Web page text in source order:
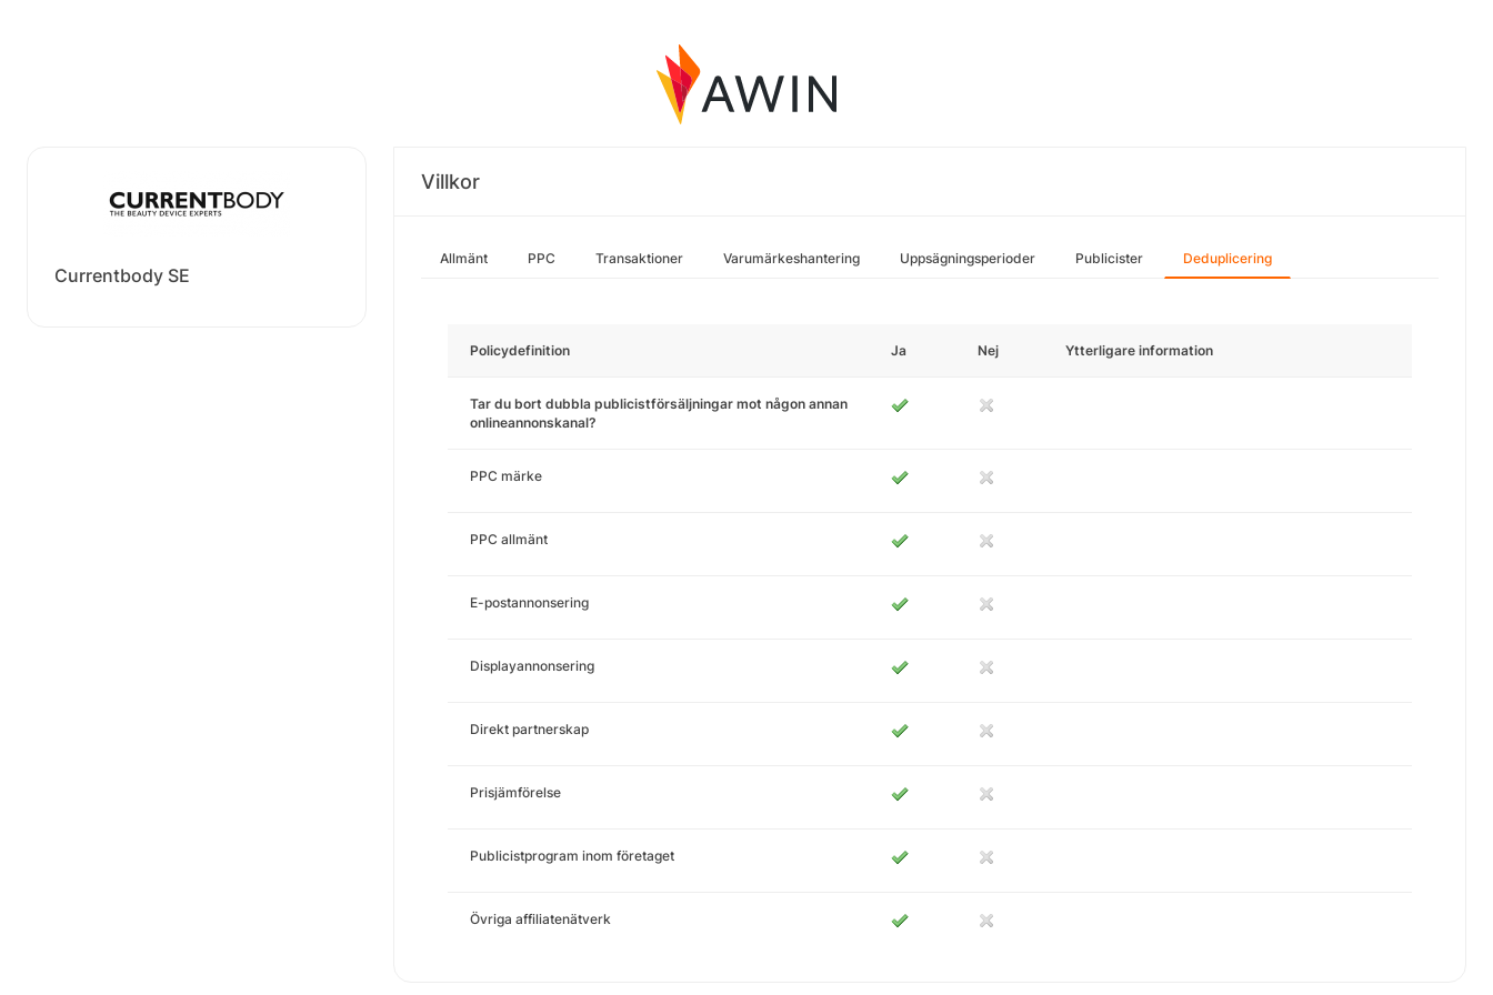
Currentbody SE
Villkor
Allmänt PPC Transaktioner Varumärkeshantering Uppsägningsperioder Publicister Deduplicering
Policydefinition Ja Nej Ytterligare information
Tar du bort dubbla publicistförsäljningar mot någon annan
onlineannonskanal?
PPC märke
PPC allmänt
E-postannonsering
Displayannonsering
Direkt partnerskap
Prisjämförelse
Publicistprogram inom företaget
Övriga affiliatenätverk